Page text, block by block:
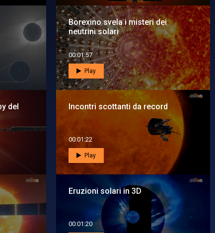
Borexino svela i misteri dei
neutrini solari
00:01:57
Play
del
Incontri scottanti da record
00:01:22
Play
Eruzioni solari in 3D
00:01:20